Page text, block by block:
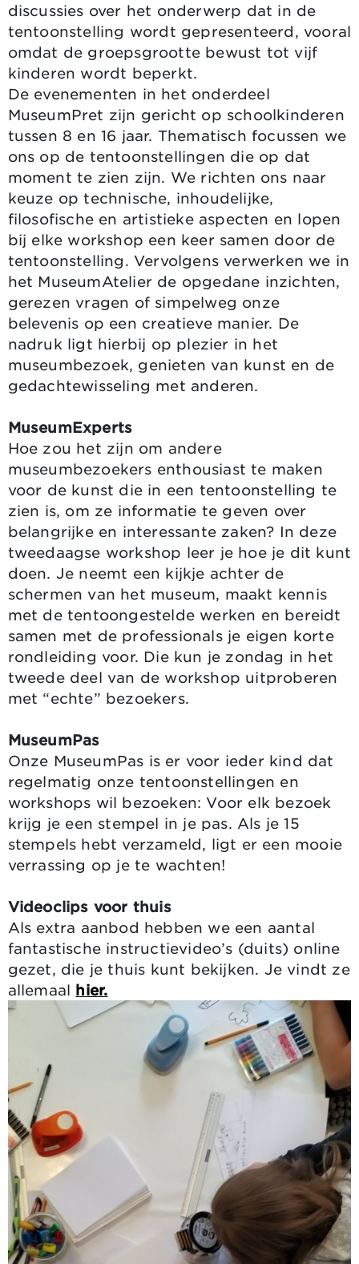
discussies over het onderwerp dat in de
tentoonstelling wordt gepresenteerd, vooral
omdat de groepsgrootte bewust tot vijf
kinderen wordt beperkt.
De evenementen in het onderdeel
MuseumPret zijn gericht op schoolkinderen
tussen 8 en 16 jaar. Thematisch focussen we
ons op de tentoonstellingen die op dat
moment te zien zijn. We richten ons naar
keuze op technische, inhoudelijke,
filosofische en artistieke aspecten en lopen
bij elke workshop een keer samen door de
tentoonstelling. Vervolgens verwerken we in
het MuseumAtelier de opgedane inzichten,
gerezen vragen of simpelweg onze
belevenis op een creatieve manier. De
nadruk ligt hierbij op plezier in het
museumbezoek, genieten van kunst en de
gedachtewisseling met anderen.
MuseumExperts
Hoe zou het zijn om andere
museumbezoekers enthousiast te maken
voor de kunst die in een tentoonstelling te
zien is, om ze informatie te geven over
belangrijke en interessante zaken? In deze
tweedaagse workshop leer je hoe je dit kunt
doen. Je neemt een kijkje achter de
schermen van het museum, maakt kennis
met de tentoongestelde werken en bereidt
samen met de professionals je eigen korte
rondleiding voor. Die kun je zondag in het
tweede deel van de workshop uitproberen
met “echte” bezoekers.
MuseumPas
Onze MuseumPas is er voor ieder kind dat
regelmatig onze tentoonstellingen en
workshops wil bezoeken: Voor elk bezoek
krijg je een stempel in je pas. Als je 15
stempels hebt verzameld, ligt er een mooie
verrassing op je te wachten!
Videoclips voor thuis
Als extra aanbod hebben we een aantal
fantastische instructievideo’s (duits) online
gezet, die je thuis kunt bekijken. Je vindt ze
allemaal hier.